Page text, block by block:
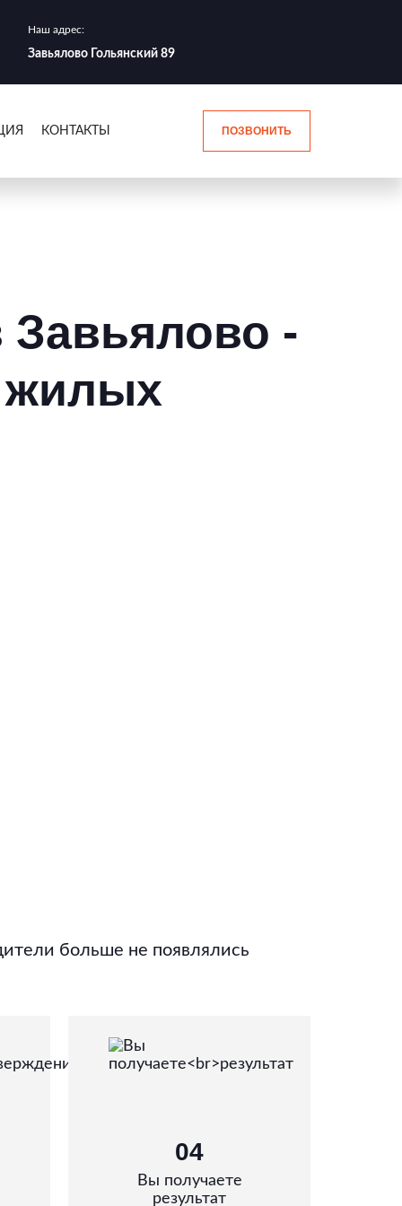
Наш адрес:
Завьялово Гольянский 89
КОНТАКТЫ ПОЗВОНИТЬ
Завьялово -
жилых
больше не появлялись
04
Вы получаете
результат